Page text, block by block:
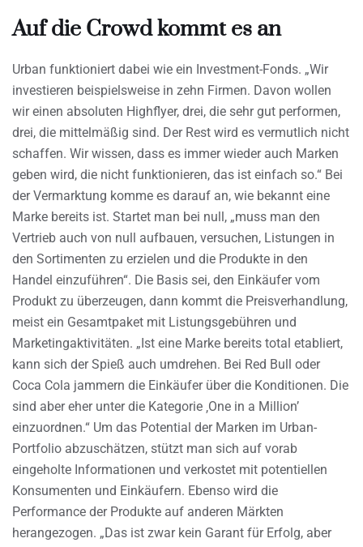
Auf die Crowd kommt es an
Urban funktioniert dabei wie ein Investment-Fonds. „Wir
investieren beispielsweise in zehn Firmen. Davon wollen
wir einen absoluten Highflyer, drei, die sehr gut performen,
drei, die mittelmäßig sind. Der Rest wird es vermutlich nicht
schaffen. Wir wissen, dass es immer wieder auch Marken
geben wird, die nicht funktionieren, das ist einfach so.“ Bei
der Vermarktung komme es darauf an, wie bekannt eine
Marke bereits ist. Startet man bei null, „muss man den
Vertrieb auch von null aufbauen, versuchen, Listungen in
den Sortimenten zu erzielen und die Produkte in den
Handel einzuführen“. Die Basis sei, den Einkäufer vom
Produkt zu überzeugen, dann kommt die Preisverhandlung,
meist ein Gesamtpaket mit Listungsgebühren und
Marketingaktivitäten. „Ist eine Marke bereits total etabliert,
kann sich der Spieß auch umdrehen. Bei Red Bull oder
Coca Cola jammern die Einkäufer über die Konditionen. Die
sind aber eher unter die Kategorie ‚One in a Million’
einzuordnen.“ Um das Potential der Marken im Urban-
Portfolio abzuschätzen, stützt man sich auf vorab
eingeholte Informationen und verkostet mit potentiellen
Konsumenten und Einkäufern. Ebenso wird die
Performance der Produkte auf anderen Märkten
herangezogen. „Das ist zwar kein Garant für Erfolg, aber